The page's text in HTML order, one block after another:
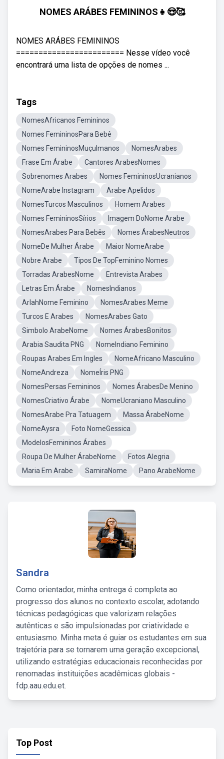
NOMES ARÁBES FEMININOS👧😍🥰
NOMES ARÁBES FEMININOS
======================== Nesse vídeo você
encontrará uma lista de opções de nomes ...
Tags
NomesAfricanos Femininos
Nomes FemininosPara Bebê
Nomes FemininosMuçulmanos
NomesArabes
Frase Em Árabe
Cantores ArabesNomes
Sobrenomes Arabes
Nomes FemininosUcranianos
NomeArabe Instagram
Arabe Apelidos
NomesTurcos Masculinos
Homem Arabes
Nomes FemininosSírios
Imagem DoNome Arabe
NomesArabes Para Bebês
Nomes ÁrabesNeutros
NomeDe Mulher Árabe
Maior NomeArabe
Nobre Arabe
Tipos De TopFeminino Nomes
Torradas ArabesNome
Entrevista Arabes
Letras Em Árabe
NomesIndianos
ArlahNome Feminino
NomesArabes Meme
Turcos E Arabes
NomesArabes Gato
Simbolo ArabeNome
Nomes ÁrabesBonitos
Arabia Saudita PNG
NomeIndiano Feminino
Roupas Arabes Em Ingles
NomeAfricano Masculino
NomeAndreza
NomeÍris PNG
NomesPersas Femininos
Nomes ÁrabesDe Menino
NomesCriativo Árabe
NomeUcraniano Masculino
NomesArabe Pra Tatuagem
Massa ÁrabeNome
NomeAysra
Foto NomeGessica
ModelosFemininos Árabes
Roupa De Mulher ÁrabeNome
Fotos Alegria
Maria Em Arabe
SamiraNome Pano ArabeNome
Sandra
Como orientador, minha entrega é completa ao
progresso dos alunos no contexto escolar, adotando
técnicas pedagógicas que valorizam relações
autênticas e são impulsionadas por criatividade e
entusiasmo. Minha meta é guiar os estudantes em sua
trajetória para se tornarem uma geração excepcional,
utilizando estratégias educacionais reconhecidas por
renomadas instituições acadêmicas globais -
fdp.aau.edu.et.
Top Post